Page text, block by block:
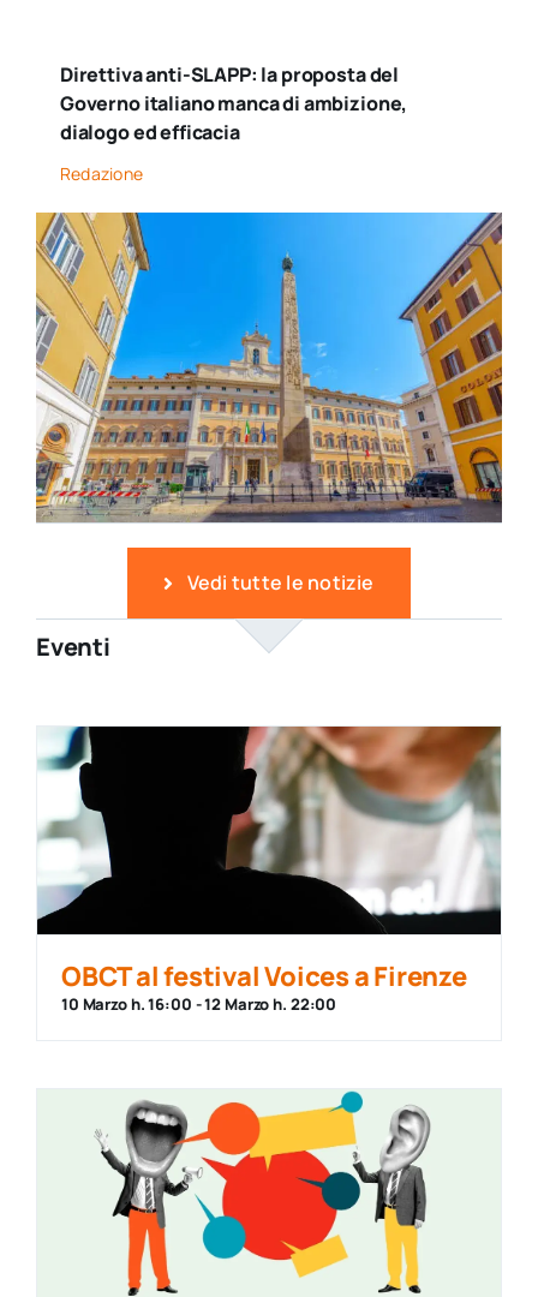
Direttiva anti-SLAPP: la proposta del
Governo italiano manca di ambizione,
dialogo ed efficacia
Redazione
Vedi tutte le notizie
Eventi
OBCT al festival Voices a Firenze
10 Marzo h. 16:00 -12 Marzo h. 22:00